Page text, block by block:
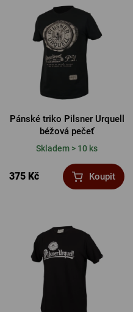
PŘIHLÁSIT PŘES
PŘIHLÁSIT PŘES
PŘIHLÁSIT PŘES
PŘIHLÁSIT PŘES
Pánské triko Pilsner Urquell
béžová pečeť
Skladem > 10 ks
375 Kč Koupit